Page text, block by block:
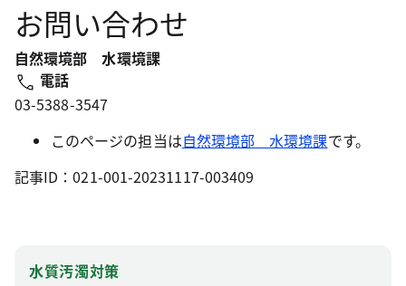
お問い合わせ
自然環境部 水環境課
電話
03-5388-3547
このページの担当は自然環境部 水環境課です。
記事ID：021-001-20231117-003409
水質汚濁対策